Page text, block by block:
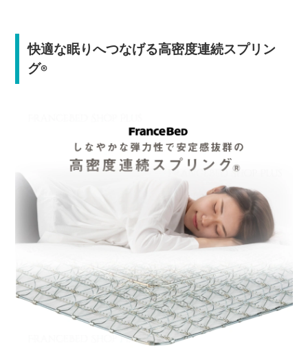
快適な眠りへつなげる高密度連続スプリン
グ®